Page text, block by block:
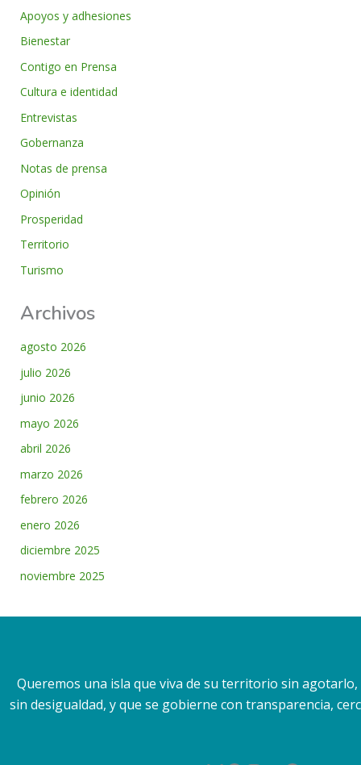
Apoyos y adhesiones
Bienestar
Contigo en Prensa
Cultura e identidad
Entrevistas
Gobernanza
Notas de prensa
Opinión
Prosperidad
Territorio
Turismo
Archivos
agosto 2026
julio 2026
junio 2026
mayo 2026
abril 2026
marzo 2026
febrero 2026
enero 2026
diciembre 2025
noviembre 2025
Queremos una isla que viva de su territorio sin
sin desigualdad, y que se gobierne con transparencia,